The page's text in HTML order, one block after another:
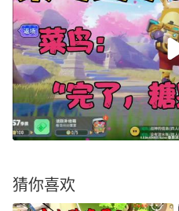
猜你喜欢